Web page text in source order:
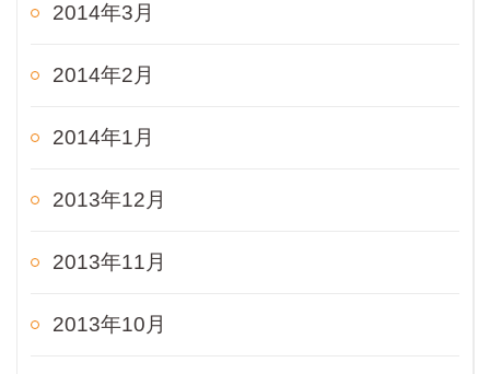
2014年3月
2014年2月
2014年1月
2013年12月
2013年11月
2013年10月